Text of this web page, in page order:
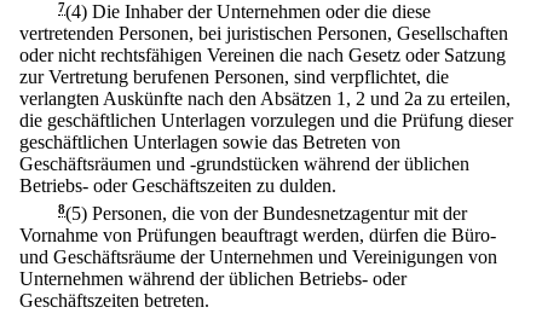
7(4) Die Inhaber der Unternehmen oder die diese
vertretenden Personen, bei juristischen Personen, Gesellschaften
oder nicht rechtsfähigen Vereinen die nach Gesetz oder Satzung
zur Vertretung berufenen Personen, sind verpflichtet, die
verlangten Auskünfte nach den Absätzen 1, 2 und 2a zu erteilen,
die geschäftlichen Unterlagen vorzulegen und die Prüfung dieser
geschäftlichen Unterlagen sowie das Betreten von
Geschäftsräumen und -grundstücken während der üblichen
Betriebs- oder Geschäftszeiten zu dulden.
8(5) Personen, die von der Bundesnetzagentur mit der
Vornahme von Prüfungen beauftragt werden, dürfen die Büro-
und Geschäftsräume der Unternehmen und Vereinigungen von
Unternehmen während der üblichen Betriebs- oder
Geschäftszeiten betreten.